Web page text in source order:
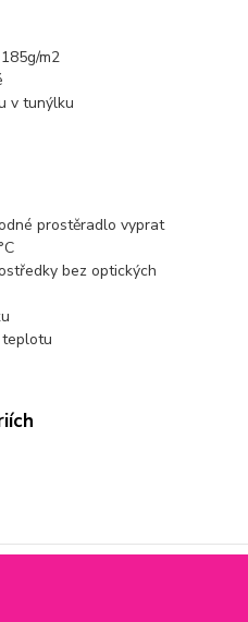
m2
v tunýlku
prostěradlo vyprat
bez optických
teplotu